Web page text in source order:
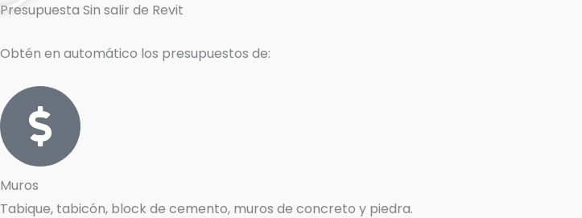
Presupuesta Sin salir de Revit
Obtén en automático los presupuestos de:
Muros
Tabique, tabicón, block de cemento, muros de concreto y piedra.